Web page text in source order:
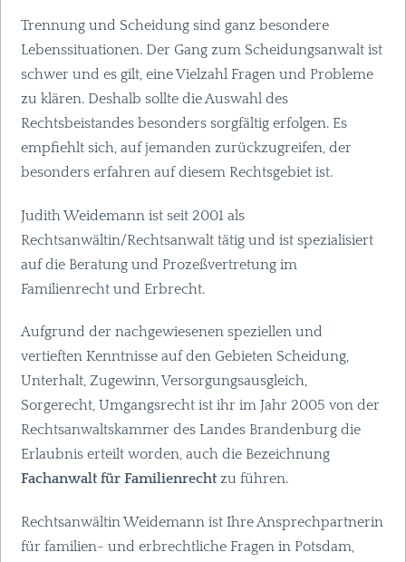
Trennung und Scheidung sind ganz besondere
Lebenssituationen. Der Gang zum Scheidungsanwalt ist
schwer und es gilt, eine Vielzahl Fragen und Probleme
zu klären. Deshalb sollte die Auswahl des
Rechtsbeistandes besonders sorgfältig erfolgen. Es
empfiehlt sich, auf jemanden zurückzugreifen, der
besonders erfahren auf diesem Rechtsgebiet ist.
Judith Weidemann ist seit 2001 als
Rechtsanwältin/Rechtsanwalt tätig und ist spezialisiert
auf die Beratung und Prozeßvertretung im
Familienrecht und Erbrecht.
Aufgrund der nachgewiesenen speziellen und
vertieften Kenntnisse auf den Gebieten Scheidung,
Unterhalt, Zugewinn, Versorgungsausgleich,
Sorgerecht, Umgangsrecht ist ihr im Jahr 2005 von der
Rechtsanwaltskammer des Landes Brandenburg die
Erlaubnis erteilt worden, auch die Bezeichnung
Fachanwalt für Familienrecht zu führen.
Rechtsanwältin Weidemann ist Ihre Ansprechpartnerin
für familien- und erbrechtliche Fragen in Potsdam,